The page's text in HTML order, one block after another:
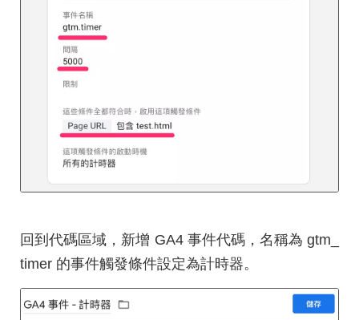
回到代碼區域，新增 GA4 事件代碼，名稱為 gtm_
timer 的事件觸發條件設定為計時器。